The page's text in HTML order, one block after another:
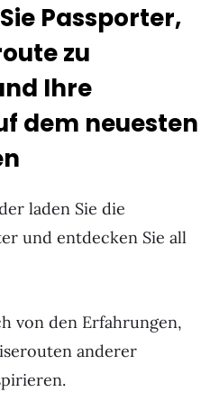
Passporter,
zu
Ihre
dem neuesten
laden Sie die
und entdecken Sie all
von den Erfahrungen,
anderer